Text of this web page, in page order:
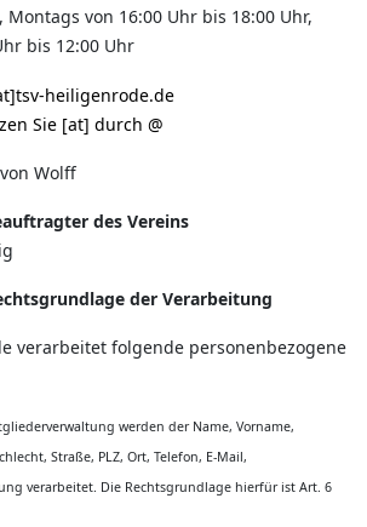
Montags von 16:00 Uhr bis 18:00 Uhr,
bis 12:00 Uhr
heiligenrode.de
Sie [at] durch @
Wolff
des Vereins
der Verarbeitung
verarbeitet folgende personenbezogene
werden der Name, Vorname,
Straße, PLZ, Ort, Telefon, E-Mail,
verarbeitet. Die Rechtsgrundlage hierfür ist Art. 6